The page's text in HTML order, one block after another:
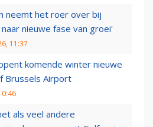
neemt het roer over bij
nieuwe fase van groei'
11:37
komende winter nieuwe
Brussels Airport
als veel andere